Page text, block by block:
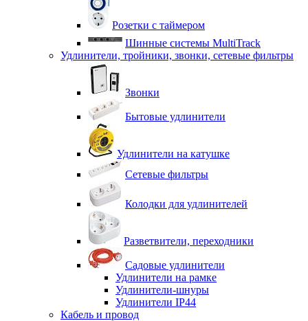
Розетки с таймером
Шинные системы MultiTrack
Удлинители, тройники, звонки, сетевые фильтры
Звонки
Бытовые удлинители
Удлинители на катушке
Сетевые фильтры
Колодки для удлинителей
Разветвители, переходники
Садовые удлинители
Удлинители на рамке
Удлинители-шнуры
Удлинители IP44
Кабель и провод